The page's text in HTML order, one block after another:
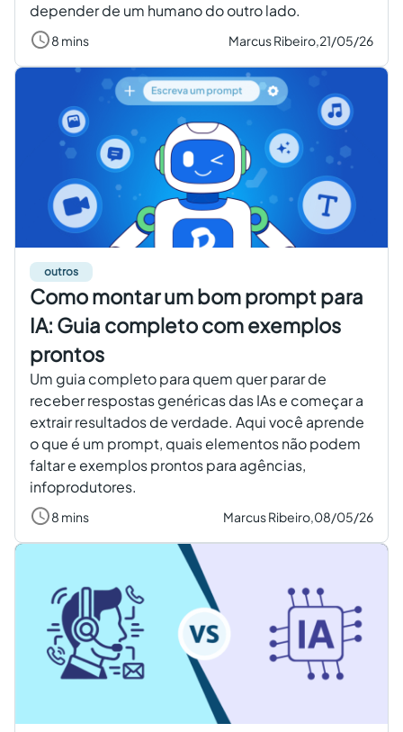
depender de um humano do outro lado.
8 mins Marcus Ribeiro,21/05/26
outros
Como montar um bom prompt para
IA: Guia completo com exemplos
prontos
Um guia completo para quem quer parar de
receber respostas genéricas das IAs e começar a
extrair resultados de verdade. Aqui você aprende
o que é um prompt, quais elementos não podem
faltar e exemplos prontos para agências,
infoprodutores.
8 mins Marcus Ribeiro,08/05/26